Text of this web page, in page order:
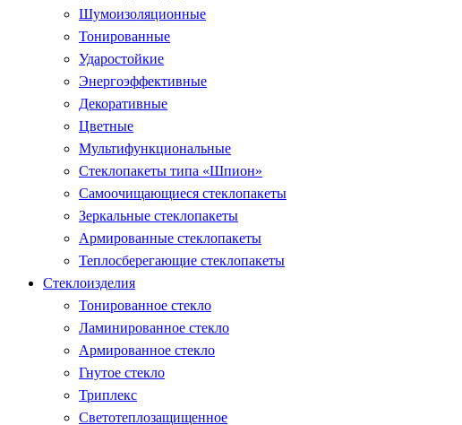
Шумоизоляционные
Тонированные
Ударостойкие
Энергоэффективные
Декоративные
Цветные
Мультифункциональные
Стеклопакеты типа «Шпион»
Самоочищающиеся стеклопакеты
Зеркальные стеклопакеты
Армированные стеклопакеты
Теплосберегающие стеклопакеты
Стеклоизделия
Тонированное стекло
Ламинированное стекло
Армированное стекло
Гнутое стекло
Триплекс
Светотеплозащищенное